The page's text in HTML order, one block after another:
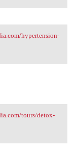
hypertension-
tours/detox-